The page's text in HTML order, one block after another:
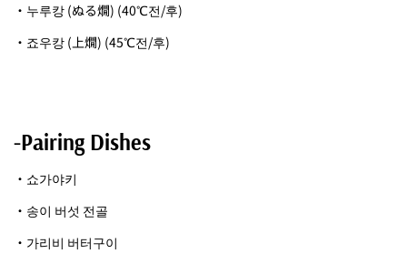
・누루캉 (ぬる燗) (40℃전/후)
・죠우캉 (上燗) (45℃전/후)
-Pairing Dishes
・쇼가야키
・송이 버섯 전골
・가리비 버터구이